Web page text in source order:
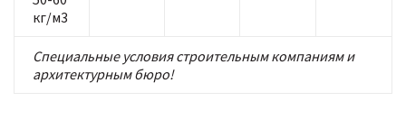
кг/м3
Специальные условия строительным компаниям и
архитектурным бюро!